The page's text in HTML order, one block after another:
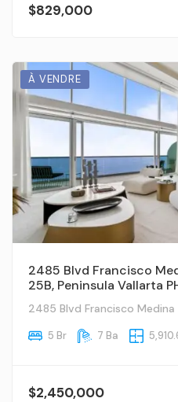
$829,000
À VENDRE
2485 Blvd Francisco
25B, Peninsula Vallarta
5 Br 7 Ba
$2,450,000